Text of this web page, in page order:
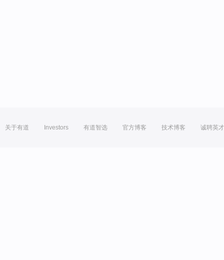
关于有道 Investors 有道智选 官方博客 技术博客 诚聘英才